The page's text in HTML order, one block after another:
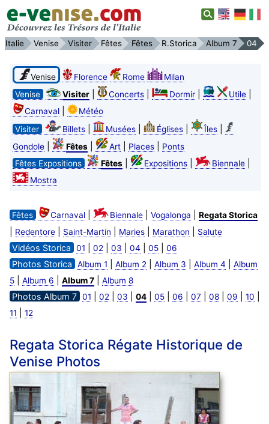
Italie Venise Visiter Fêtes Fêtes R.Storica Album 7 04
Venise Florence Rome
Milan
Venise
Visiter| Concerts| Dormir| Utile|
Carnaval|
Météo
Visiter
Billets| Musées| Églises| Îles|
Gondole| Fêtes| Art| Places|
Ponts
Fêtes Expositions
Fêtes| Expositions| Biennale|
Mostra
Fêtes Carnaval| Biennale| Vogalonga Regata Storica
Redentore| Saint-Martin Maries| Marathon Salute
Vidéos Storica 01 02 03 04 05| 06
Photos Storica Album 1 Album 2 Album 3 Album 4
Album
5| Album 6 Album 7| Album 8
Photos Album 7 01 02 03 04| 05| 06 07 08| 09 10
11 12
Regata Storica Régate Historique de
Venise Photos